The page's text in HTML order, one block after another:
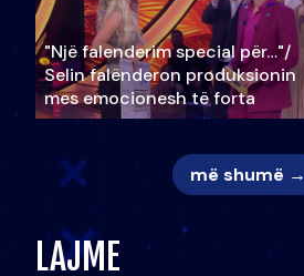
"Një falenderim special për…"/
Selin falënderon produksionin
mes emocionesh të forta
më shumë →
LAJME